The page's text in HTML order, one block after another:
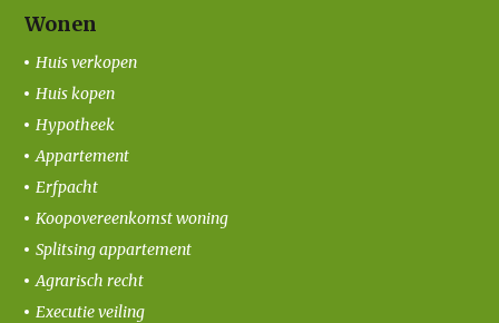
Wonen
Huis verkopen
Huis kopen
Hypotheek
Appartement
Erfpacht
Koopovereenkomst woning
Splitsing appartement
Agrarisch recht
Executie veiling